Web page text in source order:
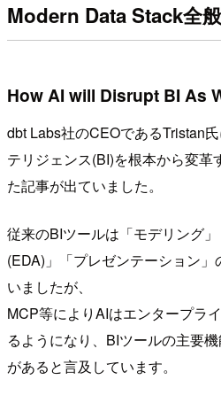
Modern Data Stack全般
How AI will Disrupt BI As
dbt Labs社のCEOであるTristan
テリジェンス(BI)を根本から変革
た記事が出ていました。
従来のBIツールは「モデリング
(EDA)」「プレゼンテーション
いましたが、
MCP等によりAIはエンタープラ
るようになり、BIツールの主要
があると言及しています。